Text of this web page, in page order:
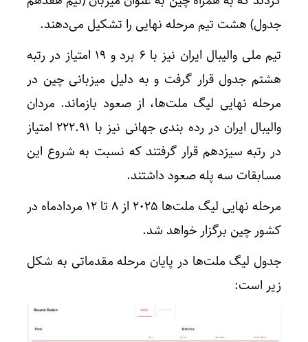
جدول) هشت تیم مرحله نهایی را تشکیل می‌دهند.
تیم ملی والیبال ایران نیز با ۶ برد و ۱۹ امتیاز در رتبه
هشتم جدول قرار گرفت و به دلیل میزبانی چین در
مرحله نهایی لیگ ملت‌ها، از صعود بازماند. مردان
والیبال ایران در رده بندی جهانی نیز با ۲۲۲.۹۱ امتیاز
در رتبه سیزدهم قرار گرفتند که نسبت به شروع این
مسابقات سه پله صعود داشتند.
مرحله نهایی لیگ ملت‌ها ۲۰۲۵ از ۸ تا ۱۲ مردادماه در
کشور چین برگزار خواهد شد.
جدول لیگ ملت‌ها در پایان مرحله مقدماتی به شکل
زیر است: